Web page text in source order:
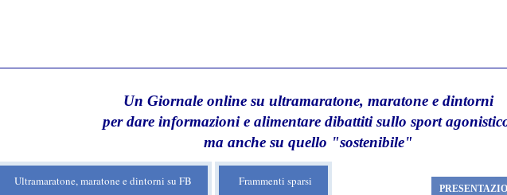
Un Giornale online su ultramaratone, maratone e dintorni
per dare informazioni e alimentare dibattiti sullo sport
ma anche su quello "sostenibile"
Ultramaratone, maratone e dintorni su FB Frammenti sparsi